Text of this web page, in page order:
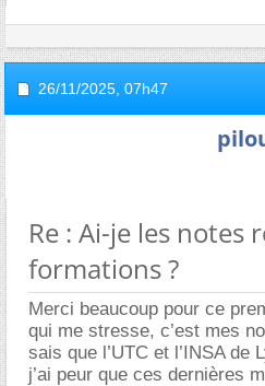
26/11/2025, 07h47
Re : Ai-je les notes
formations ?
Merci beaucoup pour ce
qui me stresse, c’est mes
sais que l’UTC et l’INSA de
j’ai peur que ces dernières